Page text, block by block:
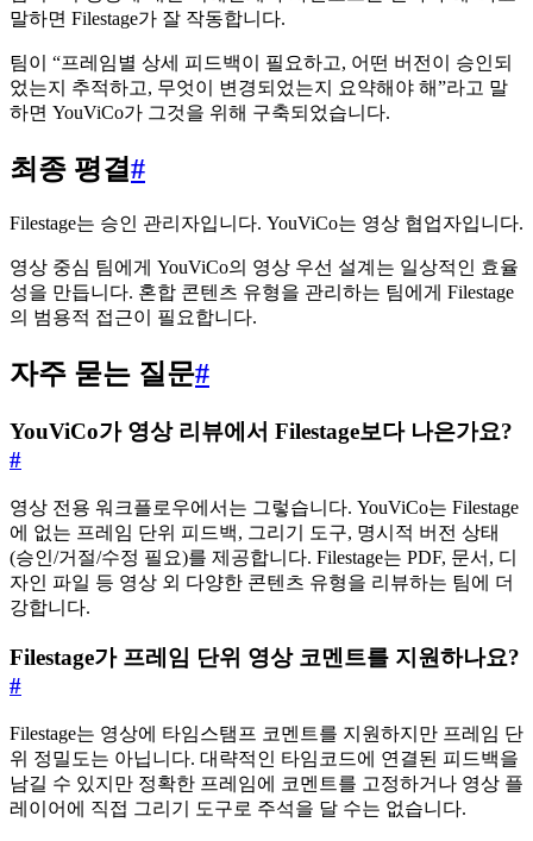
말하면 Filestage가 잘 작동합니다.
팀이 “프레임별 상세 피드백이 필요하고, 어떤 버전이 승인되
었는지 추적하고, 무엇이 변경되었는지 요약해야 해”라고 말
하면 YouViCo가 그것을 위해 구축되었습니다.
최종 평결#
Filestage는 승인 관리자입니다. YouViCo는 영상 협업자입니다.
영상 중심 팀에게 YouViCo의 영상 우선 설계는 일상적인 효율
성을 만듭니다. 혼합 콘텐츠 유형을 관리하는 팀에게 Filestage
의 범용적 접근이 필요합니다.
자주 묻는 질문#
YouViCo가 영상 리뷰에서 Filestage보다 나은가요?
#
영상 전용 워크플로우에서는 그렇습니다. YouViCo는 Filestage
에 없는 프레임 단위 피드백, 그리기 도구, 명시적 버전 상태
(승인/거절/수정 필요)를 제공합니다. Filestage는 PDF, 문서, 디
자인 파일 등 영상 외 다양한 콘텐츠 유형을 리뷰하는 팀에 더
강합니다.
Filestage가 프레임 단위 영상 코멘트를 지원하나요?
#
Filestage는 영상에 타임스탬프 코멘트를 지원하지만 프레임 단
위 정밀도는 아닙니다. 대략적인 타임코드에 연결된 피드백을
남길 수 있지만 정확한 프레임에 코멘트를 고정하거나 영상 플
레이어에 직접 그리기 도구로 주석을 달 수는 없습니다.